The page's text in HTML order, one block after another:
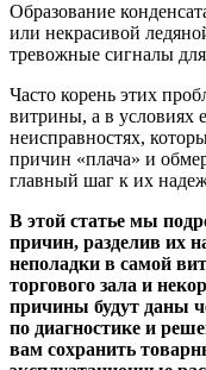
Образование
или некрасивой
тревожные сигналы
Часто корень этих
витрины, а в условиях
неисправностях,
причин «плача» и
главный шаг к их
В этой статье мы
причин, разделив их
неполадки в самой
торгового зала и
причины будут даны
по диагностике и
вам сохранить